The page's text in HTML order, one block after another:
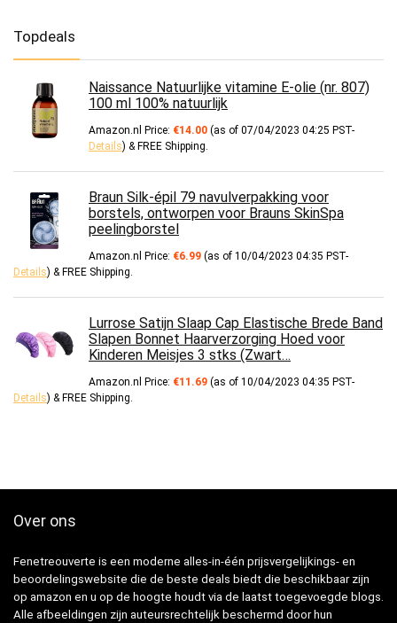
Topdeals
Naissance Natuurlijke vitamine E-olie (nr. 807)
100 ml 100% natuurlijk
Amazon.nl Price: €14.00 (as of 07/04/2023 04:25 PST-
Details) & FREE Shipping.
Braun Silk-épil 79 navulverpakking voor
borstels, ontworpen voor Brauns SkinSpa
peelingborstel
Amazon.nl Price: €6.99 (as of 10/04/2023 04:35 PST-
Details) & FREE Shipping.
Lurrose Satijn Slaap Cap Elastische Brede Band
Slapen Bonnet Haarverzorging Hoed voor
Kinderen Meisjes 3 stks (Zwart…
Amazon.nl Price: €11.69 (as of 10/04/2023 04:35 PST-
Details) & FREE Shipping.
Over ons
Fenetreouverte is een moderne alles-in-één prijsvergelijkings- en
beoordelingswebsite die de beste deals biedt die beschikbaar zijn
op amazon en u op de hoogte houdt via de laatst toegevoegde blogs.
Alle afbeeldingen zijn auteursrechtelijk beschermd door hun